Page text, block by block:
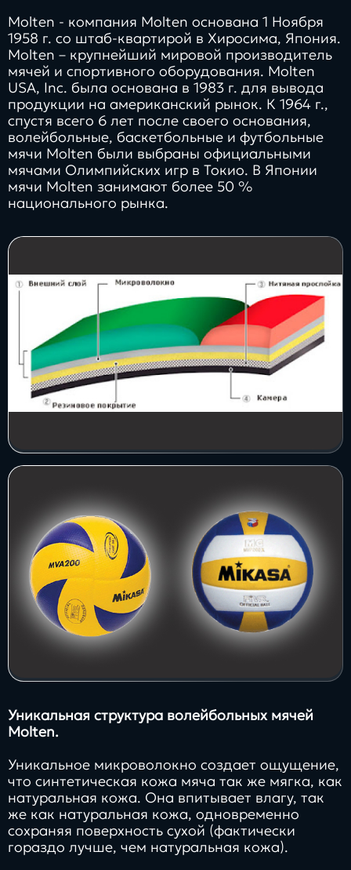
Molten - компания Molten основана 1 Ноября
1958 г. со штаб-квартирой в Хиросима, Япония.
Molten – крупнейший мировой производитель
мячей и спортивного оборудования. Molten
USA, Inc. была основана в 1983 г. для вывода
продукции на американский рынок. К 1964 г.,
спустя всего 6 лет после своего основания,
волейбольные, баскетбольные и футбольные
мячи Molten были выбраны официальными
мячами Олимпийских игр в Токио. В Японии
мячи Molten занимают более 50 %
национального рынка.
Уникальная структура волейбольных мячей
Molten.
Уникальное микроволокно создает ощущение,
что синтетическая кожа мяча так же мягка, как
натуральная кожа. Она впитывает влагу, так
же как натуральная кожа, одновременно
сохраняя поверхность сухой (фактически
гораздо лучше, чем натуральная кожа).